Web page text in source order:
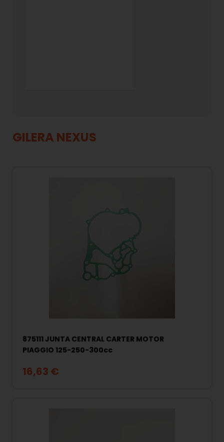
GILERA NEXUS
875111 JUNTA CENTRAL CARTER MOTOR
PIAGGIO 125-250-300cc
16,63 €